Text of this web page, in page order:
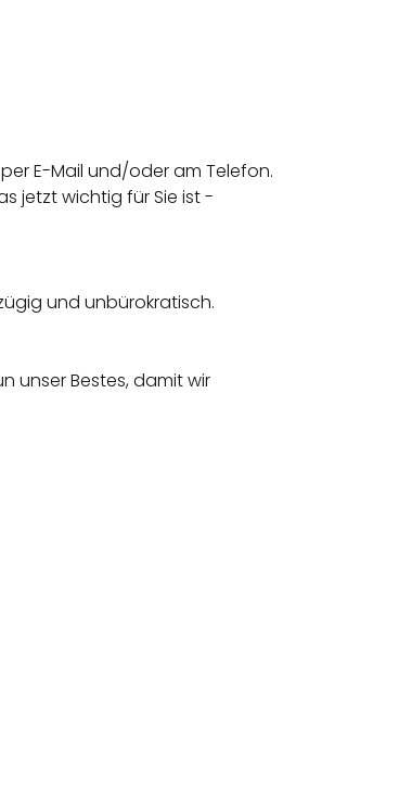
E-Mail und/oder am Telefon.
jetzt wichtig für Sie ist -
und unbürokratisch.
unser Bestes, damit wir